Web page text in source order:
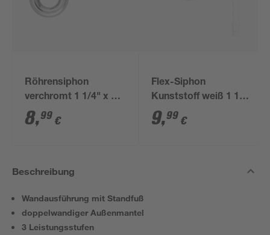
Röhrensiphon
verchromt 1 1/4" x 32
mm
8,99 €
Flex-Siphon
Kunststoff weiß 1 1/2'
x 40/50 mm
9,99 €
Beschreibung
Wandausführung mit Standfuß
doppelwandiger Außenmantel
3 Leistungsstufen